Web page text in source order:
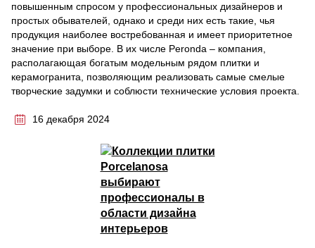
повышенным спросом у профессиональных дизайнеров и
простых обывателей, однако и среди них есть такие, чья
продукция наиболее востребованная и имеет приоритетное
значение при выборе. В их числе Peronda – компания,
располагающая богатым модельным рядом плитки и
керамогранита, позволяющим реализовать самые смелые
творческие задумки и соблюсти технические условия проекта.
16 декабря 2024